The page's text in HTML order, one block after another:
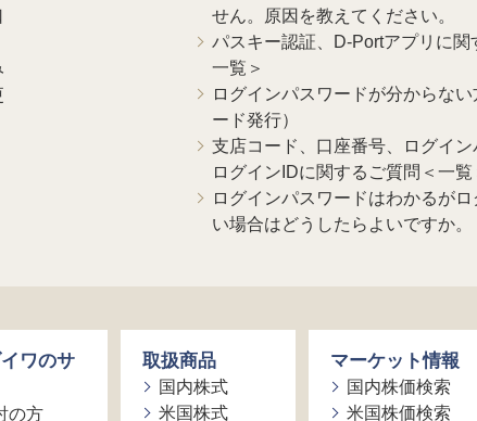
せん。原因を教えてください。
パスキー認証、D-Portアプリに関
一覧＞
ログインパスワードが分からな
ード発行）
支店コード、口座番号、ログイン
ログインIDに関するご質問＜一覧
ログインパスワードはわかるが
い場合はどうしたらよいですか。
ワのサ
の方
取扱商品
国内株式
米国株式
マーケット情報
国内株価検索
米国株価検索